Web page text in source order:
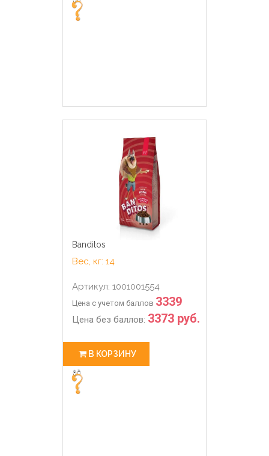
Banditos
Вес, кг: 14
Артикул: 1001001554
Цена с учетом баллов 3339
Цена без баллов: 3373 руб.
В КОРЗИНУ